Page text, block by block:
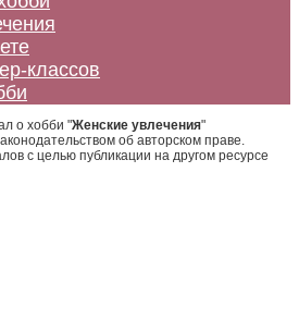
классов
о хобби "Женские увлечения"
об авторском праве.
с целью публикации на другом ресурсе